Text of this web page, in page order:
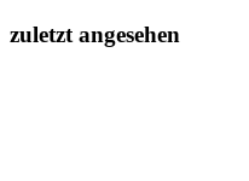
zuletzt angesehen